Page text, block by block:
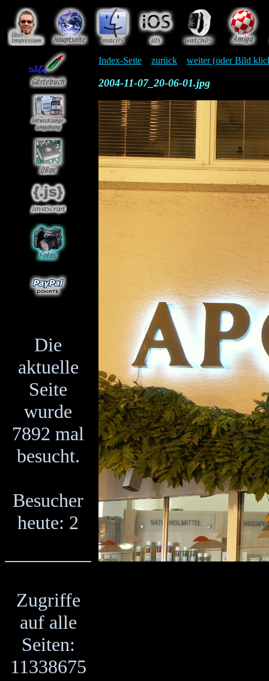
Die
aktuelle
Seite
wurde
7892 mal
besucht.
Besucher
heute: 2
Zugriffe
auf alle
Seiten:
11338675
Index-Seite zurück weiter (oder Bild
2004-11-07_20-06-01.jpg